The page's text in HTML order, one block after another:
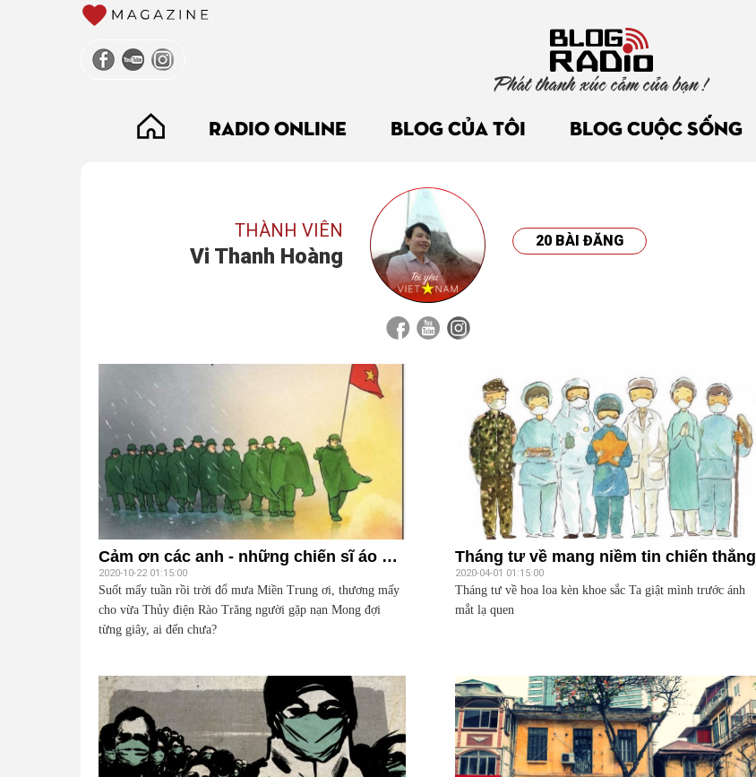
Phát thanh xúc cảm của bạn !
RADIO ONLINE BLOG CỦA TÔI BLOG CUỘC SỐNG
THÀNH VIÊN
Vi Thanh Hoàng
20 BÀI ĐĂNG
Cảm ơn các anh - những chiến sĩ áo xanh dũng cảm
2020-10-22 01:15:00
Suốt mấy tuần rồi trời đổ mưa Miền Trung ơi, thương mấy
cho vừa Thủy điện Rào Trăng người gặp nạn Mong đợi
từng giây, ai đến chưa?
Tháng tư về mang niềm tin chiến thắng
2020-04-01 01:15:00
Tháng tư về hoa loa kèn khoe sắc Ta giật mình trước ánh
mắt lạ quen